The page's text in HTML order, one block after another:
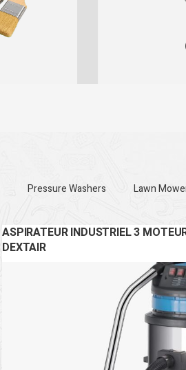
Pressure Washers Lawn
ASPIRATEUR INDUSTRIEL 3
DEXTAIR